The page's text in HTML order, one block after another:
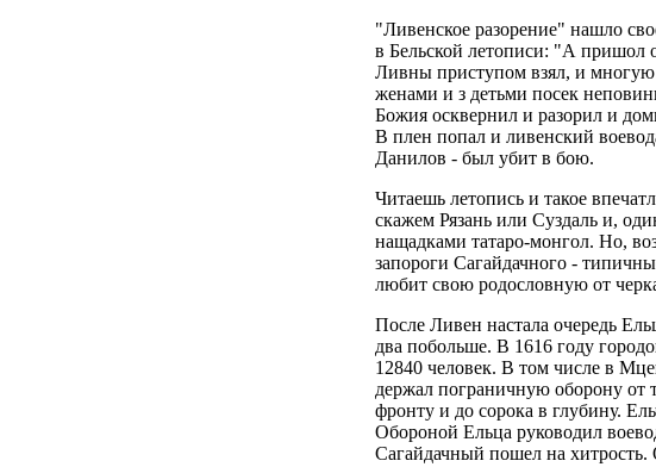
"Ливенское разорение" нашло
в Бельской летописи: "А пришол
Ливны приступом взял, и многую
женами и з детьми посек
Божия осквернил и разорил и
В плен попал и ливенский
Данилов - был убит в бою.
Читаешь летопись и такое
скажем Рязань или Суздаль и,
нащадками татаро-монгол. Но,
запороги Сагайдачного -
любит свою родословную от
После Ливен настала очередь
два побольше. В 1616 году
12840 человек. В том числе в
держал пограничную оборону от
фронту и до сорока в глубину.
Обороной Ельца руководил
Сагайдачный пошел на хитрость.